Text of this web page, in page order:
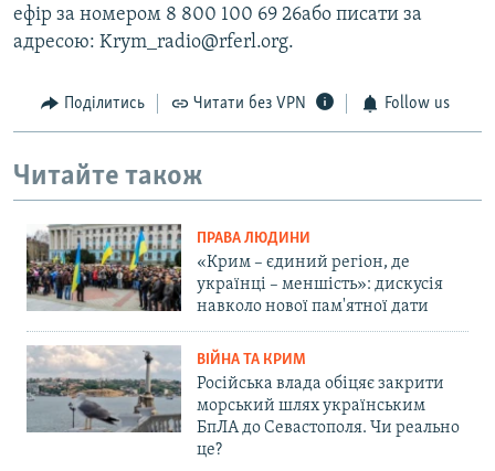
ефір за номером 8 800 100 69 26або писати за
адресою: Krym_radio@rferl.org.
Поділитись Читати без VPN Follow us
Читайте також
ПРАВА ЛЮДИНИ
«Крим – єдиний регіон, де
українці – меншість»: дискусія
навколо нової пам'ятної дати
ВІЙНА ТА КРИМ
Російська влада обіцяє закрити
морський шлях українським
БпЛА до Севастополя. Чи реально
це?